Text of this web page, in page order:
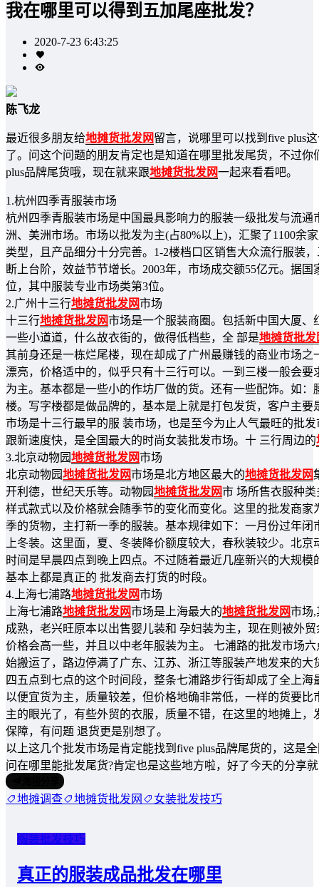
我在哪里可以得到五加尾座批发？
2020-7-23 6:43:25
陈飞龙
最近很多朋友给地摊货批发网留言，说哪里可以找到five plus
了。问这个问题的朋友肯定也是知道在哪里批发尾货，不过你
plus品牌尾货哦，现在就来跟地摊货批发网一起来看看吧。
1.杭州四季青服装市场
杭州四季青服装市场是中国最具影响力的服装一级批发与流
洲、美洲市场。市场以批发为主(占80%以上)，汇聚了1100余
类型，且产品细分十分完善。1-2楼档口区销售大众流行服装
断上台阶，效益节节增长。2003年，市场成交额55亿元。据
位，其中服装专业市场类第3位。
2.广州十三行地摊货批发网市场
十三行地摊货批发网市场是一个服装商圈。包括新中国大厦
一些小道道，什么故衣街的，做得低档些，全 部是地摊货批发
其前身还是一栋烂尾楼，现在却成了广州最赚钱的商业市场
漂亮，价格适中的，似乎只有十三行可以。一到三楼一般会
为主。基本都是一些小的作坊厂做的货。还有一些配饰。如
楼。写字楼都是做品牌的，基本是上就是打包发货，客户主
市场是十三行最早的服 装市场，也是至今为止人气最旺的批
跟新速度快，是全国最大的时尚女装批发市场。十 三行周边的
3.北京动物园地摊货批发网市场
北京动物园地摊货批发网市场是北方地区最大的地摊货批发网
开利德，世纪天乐等。动物园地摊货批发网市 场所售衣服种
样式款式以及价格就会随季节的变化而变化。这里的批发商
季的货物，主打新一季的服装。基本规律如下：一月份过年
上冬装。这里面，夏、冬装降价额度较大，春秋装较少。北京
时间是早晨四点到晚上四点。不过随着最近几座新兴的大规模
基本上都是真正的 批发商去打货的时段。
4.上海七浦路地摊货批发网市场
上海七浦路地摊货批发网市场是上海最大的地摊货批发网市场,
成熟，老兴旺原本以出售婴儿装和 孕妇装为主，现在则被外
价格会高一些，并且以中老年服装为主。 七浦路的批发市场
始搬运了，路边停满了广东、江苏、浙江等服装产地发来的
四五点到七点的这个时间段，整条七浦路步行街却成了全上
以便宜货为主，质量较差，但价格地确非常低，一样的货要
主的眼光了，有些外贸的衣服，质量不错，在这里的地摊上
保障，有问题 退货更是别想了。
以上这几个批发市场是肯定能找到five plus品牌尾货的，这是
问在哪里能批发尾货?肯定也是这些地方啦，好了今天的分享
地摊调查 地摊货批发网 女装批发技巧
服装批发技巧
真正的服装成品批发在哪里